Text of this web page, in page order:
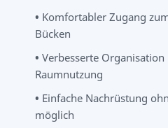
• Komfortabler Zugang
Bücken
• Verbesserte
Raumnutzung
• Einfache Nachrüstung
möglich